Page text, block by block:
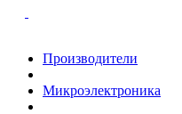
Производители
Микроэлектроника